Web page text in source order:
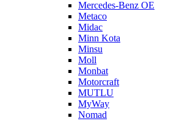
Mercedes-Benz OE
Metaco
Midac
Minn Kota
Minsu
Moll
Monbat
Motorcraft
MUTLU
MyWay
Nomad